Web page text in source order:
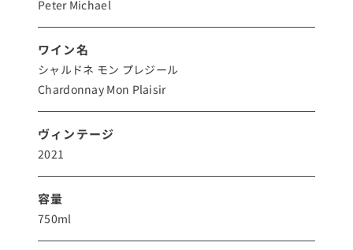
Peter Michael
ワイン名
シャルドネ モン プレジール
Chardonnay Mon Plaisir
ヴィンテージ
2021
容量
750ml